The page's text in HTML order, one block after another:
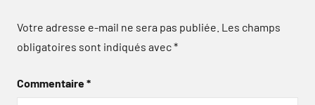
Votre adresse e-mail ne sera pas publiée. Les champs
obligatoires sont indiqués avec*
Commentaire*